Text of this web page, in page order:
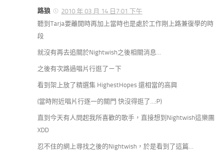
路狼
2010 年 03 月 14 日7:01 下午
聽到Tarja要離開時再加上當時也是處於工作剛上路兼復學的時
段
就沒有再去追關於Nightwish之後相關消息…
之後有次路過唱片行逛了ㄧ下
看到架上放了精選集 HighestHopes 還相當的高興
(當時附近唱片行逐一的關門 快沒得逛了…:P)
直到今天有人問起我所喜歡的歌手，直接想到Nightwish這樂團
XDD
忍不住的網上尋找之後的Nightwish，於是看到了這篇…